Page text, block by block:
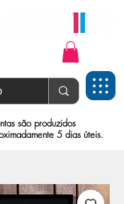
são produzidos
5 dias úteis.